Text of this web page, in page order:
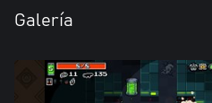
Galería